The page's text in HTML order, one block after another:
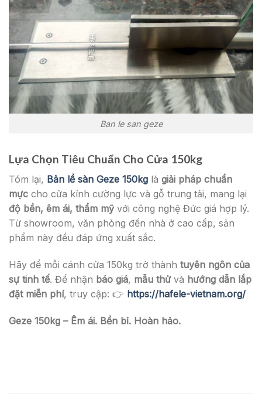
Ban le san geze
Lựa Chọn Tiêu Chuẩn Cho Cửa 150kg
Tóm lại, Bản lề sàn Geze 150kg là giải pháp chuẩn
mực cho cửa kính cường lực và gỗ trung tải, mang lại
độ bền, êm ái, thẩm mỹ với công nghệ Đức giá hợp lý.
Từ showroom, văn phòng đến nhà ở cao cấp, sản
phẩm này đều đáp ứng xuất sắc.
Hãy để mỗi cánh cửa 150kg trở thành tuyên ngôn của
sự tinh tế. Để nhận báo giá, mẫu thửvà hướng dẫn lắp
đặt miễn phí, truy cập: 👉 https://hafele-vietnam.org/
Geze 150kg – Êm ái. Bền bỉ. Hoàn hảo.